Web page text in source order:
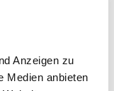
Anzeigen zu
Medien anbieten